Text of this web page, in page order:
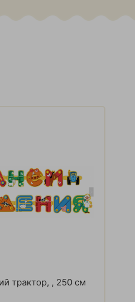
трактор, , 250 см